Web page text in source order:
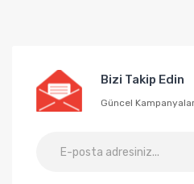
Bizi Takip Edin
Güncel